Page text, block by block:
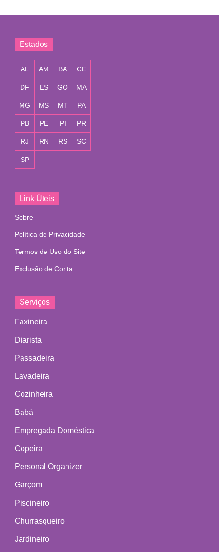
Estados
AL AM BA CE
DF ES GO MA
MG MS MT PA
PB PE PI PR
RJ RN RS SC
SP
Link Úteis
Sobre
Política de Privacidade
Termos de Uso do Site
Exclusão de Conta
Serviços
Faxineira
Diarista
Passadeira
Lavadeira
Cozinheira
Babá
Empregada Doméstica
Copeira
Personal Organizer
Garçom
Piscineiro
Churrasqueiro
Jardineiro